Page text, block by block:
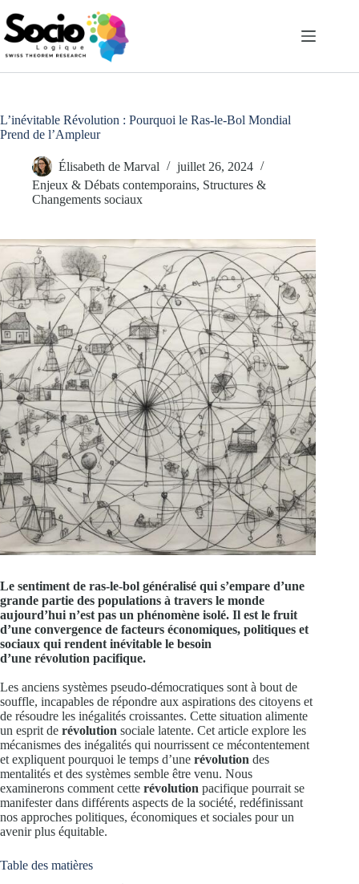
au
contenu
L’inévitable Révolution : Pourquoi le Ras-le-Bol Mondial
Prend de l’Ampleur
Élisabeth de Marval
juillet 26, 2024
Enjeux & Débats contemporains, Structures &
Changements sociaux
Le sentiment de ras-le-bol généralisé qui s’empare d’une
grande partie des populations à travers le monde
aujourd’hui n’est pas un phénomène isolé. Il est le fruit
d’une convergence de facteurs économiques, politiques et
sociaux qui rendent inévitable le besoin
d’une révolution pacifique.
Les anciens systèmes pseudo-démocratiques sont à bout de
souffle, incapables de répondre aux aspirations des citoyens et
de résoudre les inégalités croissantes. Cette situation alimente
un esprit de révolution sociale latente. Cet article explore les
mécanismes des inégalités qui nourrissent ce mécontentement
et expliquent pourquoi le temps d’une révolution des
mentalités et des systèmes semble être venu. Nous
examinerons comment cette révolution pacifique pourrait se
manifester dans différents aspects de la société, redéfinissant
nos approches politiques, économiques et sociales pour un
avenir plus équitable.
Table des matières